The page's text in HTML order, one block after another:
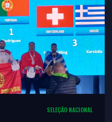
SELEÇÃO NACIONAL